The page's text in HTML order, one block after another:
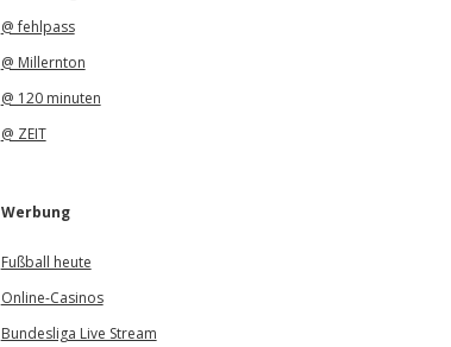
@ fehlpass
@ Millernton
@ 120 minuten
@ ZEIT
Werbung
Fußball heute
Online-Casinos
Bundesliga Live Stream